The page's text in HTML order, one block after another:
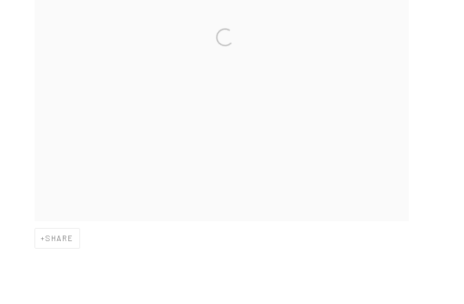
SHARE